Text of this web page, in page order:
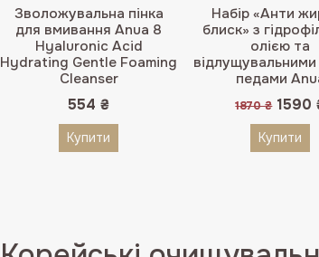
Зволожувальна пінка
для вмивання Anua 8
Hyaluronic Acid
Hydrating Gentle Foaming
Cleanser
Оцінено в
5.00 з 5
554₴
Купити
Набір «Анти
блиск» з
олією та
педами
1870₴
1870 ₴.
1590
Купити